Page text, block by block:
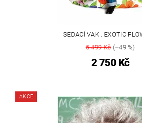
SEDACÍ VAK . EXOTIC
5 499 Kč(–49 %)
2 750 Kč
AKCE